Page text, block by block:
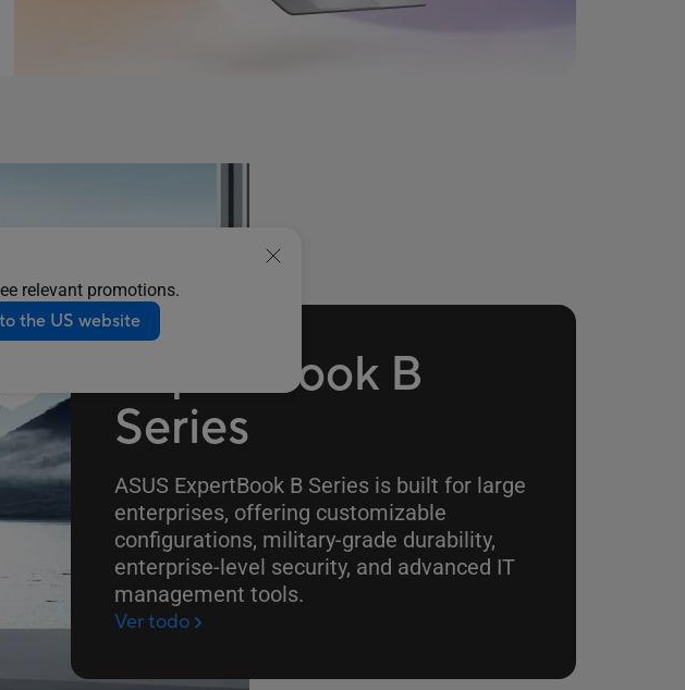
relevant promotions.
the US website
ExpertBook B
Series
ASUS ExpertBook B Series is built for large
enterprises, offering customizable
configurations, military-grade durability,
enterprise-level security, and advanced IT
management tools.
Ver todo